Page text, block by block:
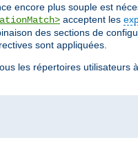
encore plus souple est
acceptent les
des sections de
sont appliquées.
les répertoires